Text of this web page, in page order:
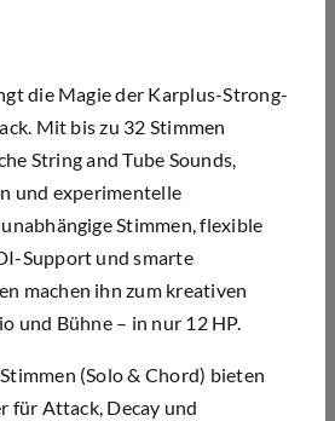
die Magie der Karplus-Strong-
Mit bis zu 32 Stimmen
String and Tube Sounds,
und experimentelle
Stimmen, flexible
Support und smarte
machen ihn zum kreativen
und Bühne – in nur 12 HP.
(Solo & Chord) bieten
für Attack, Decay und